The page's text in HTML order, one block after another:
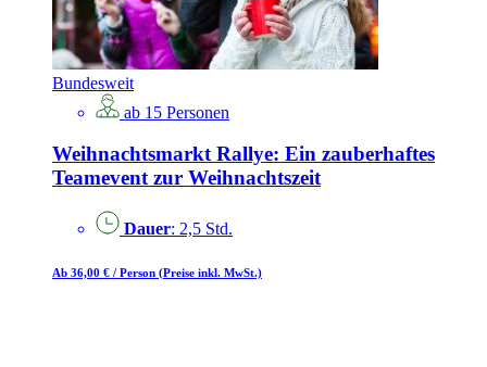
Bundesweit
ab 15 Personen
Weihnachtsmarkt Rallye: Ein zauberhaftes
Teamevent zur Weihnachtszeit
Dauer: 2,5 Std.
Ab 36,00 € / Person (Preise inkl. MwSt.)